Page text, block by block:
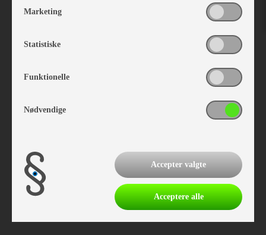
Vare nr. I401300478
Marketing
Statistiske
Funktionelle
Nødvendige
Accepter valgte
Acceptere alle